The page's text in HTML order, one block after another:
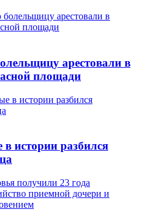
арестовали в
площади
истории разбился